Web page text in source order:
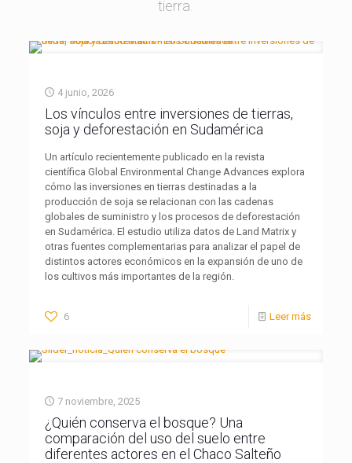
tierra.
4 junio, 2026
Los vínculos entre inversiones de tierras,
soja y deforestación en Sudamérica
Un artículo recientemente publicado en la revista
científica Global Environmental Change Advances explora
cómo las inversiones en tierras destinadas a la
producción de soja se relacionan con las cadenas
globales de suministro y los procesos de deforestación
en Sudamérica. El estudio utiliza datos de Land Matrix y
otras fuentes complementarias para analizar el papel de
distintos actores económicos en la expansión de uno de
los cultivos más importantes de la región.
6 Leer más
7 noviembre, 2025
¿Quién conserva el bosque? Una
comparación del uso del suelo entre
diferentes actores en el Chaco Salteño